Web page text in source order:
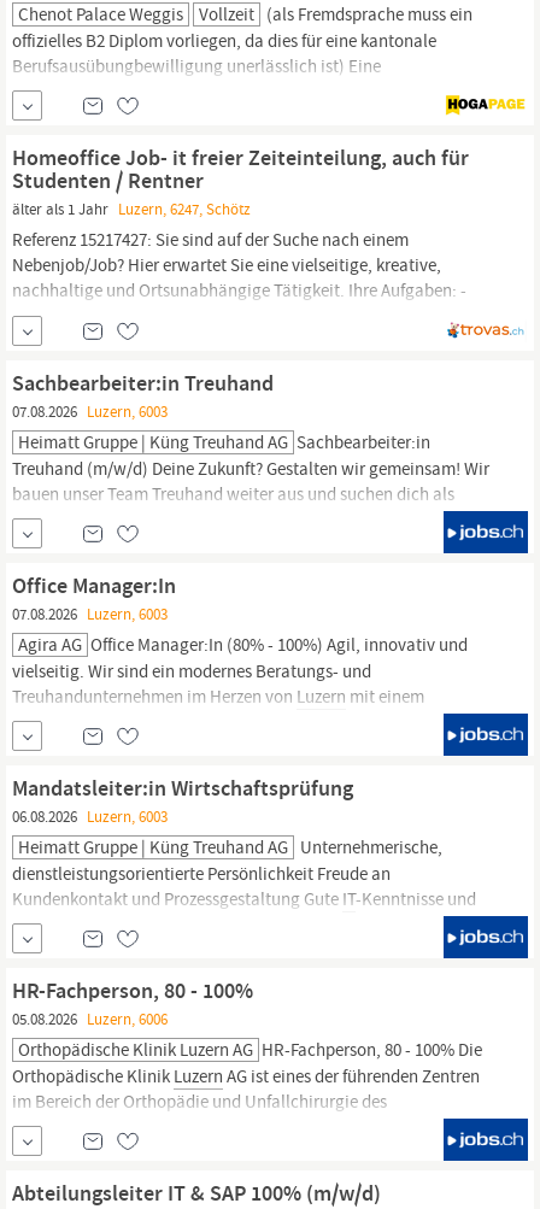
Chenot Palace Weggis Vollzeit (als Fremdsprache muss ein
offizielles B2 Diplom vorliegen, da dies für eine kantonale
Berufsausübungbewilligung unerlässlich ist) Eine
Berufsausübungsbewilligung für den Kanton
muss vor
Stellenantritt vorliegen Sehr gute Englischkenntnisse Erfahrung
Aufzeichnung klinischer...
Homeoffice Job- it freier Zeiteinteilung, auch für
Studenten / Rentner
älter als 1 Jahr Luzern, 6247, Schötz
Referenz 15217427: Sie sind auf der Suche nach einem
Nebenjob/Job? Hier erwartet Sie eine vielseitige, kreative,
nachhaltige und Ortsunabhängige Tätigkeit. Ihre Aufgaben: -
Selbständige Kundenaquise (Per Telefon, Social Media oder
persönlich) -Beratung und Betreuung von bestehenden Kunden -
Mami, Studentin...
Sachbearbeiter:in Treuhand
07.08.2026 Luzern, 6003
Heimatt Gruppe | Küng Treuhand AG Sachbearbeiter:in
Treuhand (m/w/d) Deine Zukunft? Gestalten wir gemeinsam! Wir
bauen unser Team Treuhand weiter aus und suchen dich als
Verstärkung am Standort
abwechslungsreiche Aufgaben im spannenden KMU-Umfeld.
Kundenkontakt wird dir garantiert nicht langweilig. Die
Office Manager:In
07.08.2026 Luzern, 6003
Agira AG Office Manager:In (80% - 100%) Agil, innovativ und
vielseitig. Wir sind ein modernes Beratungs- und
Treuhandunternehmen im Herzen von Luzern mit einem
engagierten Team von sechs Mitarbeitenden. Unsere regionale
und internationale Kundschaft schätzt unsere persönliche,
Beratung. Zur
Mandatsleiter:in Wirtschaftsprüfung
06.08.2026 Luzern, 6003
Heimatt Gruppe | Küng Treuhand AG Unternehmerische,
dienstleistungsorientierte Persönlichkeit Freude an
Kundenkontakt und Prozessgestaltung Gute IT-Kenntnisse und
Interesse an Digitalisierung Teamplayer mit einer Prise Humor
Was erwartet dich Familiäres Arbeitsklima in einer Du-Kultur Ein
zentralen, belebten...
HR-Fachperson, 80 - 100%
05.08.2026 Luzern, 6006
Orthopädische Klinik Luzern AG HR-Fachperson, 80 - 100% Die
Orthopädische Klinik Luzern AG ist eines der führenden Zentren
im Bereich der Orthopädie und Unfallchirurgie des
Bewegungsapparates in der Zentralschweiz. Insgesamt 27
erfahrene Fachärzte sowie Assistenz-/Oberärzt:innen, arbeiten
Hand in Hand und garantieren so umfassende Fachkompetenz,
Abteilungsleiter IT & SAP 100% (m/w/d)